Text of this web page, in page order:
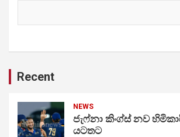
Recent
NEWS
ජැෆ්නා කිංග්ස් නව
යටතට